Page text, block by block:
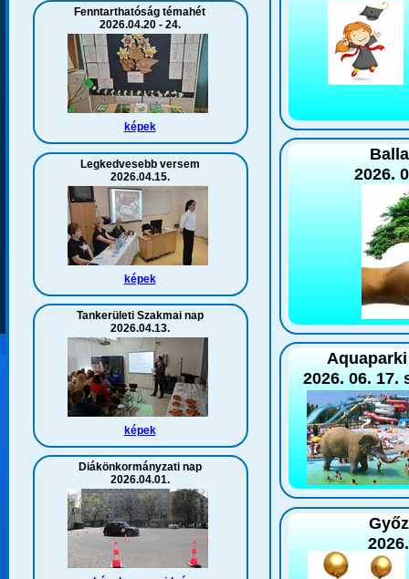
Fenntarthatóság témahét
2026.04.20 - 24.
képek
Legkedvesebb versem
2026.04.15.
képek
Tankerületi Szakmai nap
2026.04.13.
képek
Diákönkormányzati nap
2026.04.01.
2026.
2026. 06. 17.